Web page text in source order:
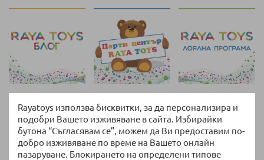
Rayatoys използва бисквитки, за да персонализира и
подобри Вашето изживяване в сайта. Избирайки
бутона “Съгласявам се”, можем да Ви предоставим по-
добро изживяване по време на Вашето онлайн
пазаруване. Блокирането на определени типове
Връщане и замяна
14 дни право на връщане без допълнителни
въпроси